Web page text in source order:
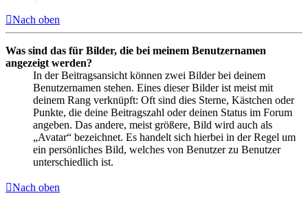
Nach oben
Was sind das für Bilder, die bei meinem Benutzernamen
angezeigt werden?
In der Beitragsansicht können zwei Bilder bei deinem
Benutzernamen stehen. Eines dieser Bilder ist meist mit
deinem Rang verknüpft: Oft sind dies Sterne, Kästchen oder
Punkte, die deine Beitragszahl oder deinen Status im Forum
angeben. Das andere, meist größere, Bild wird auch als
„Avatar“ bezeichnet. Es handelt sich hierbei in der Regel um
ein persönliches Bild, welches von Benutzer zu Benutzer
unterschiedlich ist.
Nach oben